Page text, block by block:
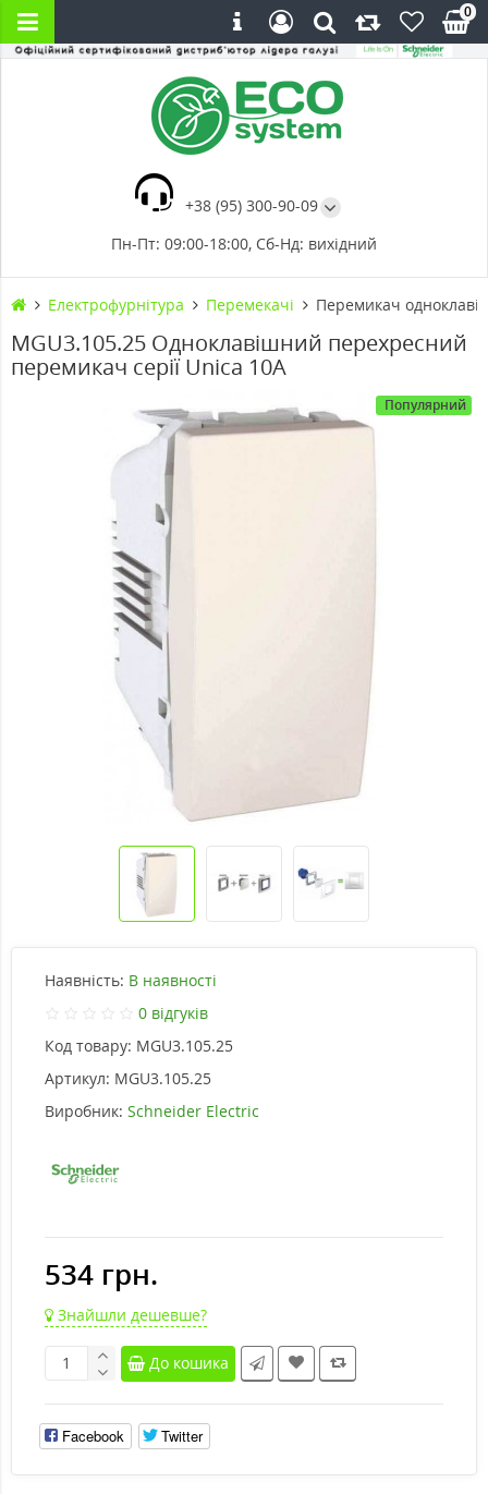
+38 (95) 300-90-09
Пн-Пт: 09:00-18:00, Сб-Нд: вихідний
0
Електрофурнітура Перемекачі Перемикач
MGU3.105.25 Одноклавішний перехресний
перемикач серії Unica 10А
Популярний
Наявність: В наявності
0 відгуків
Код товару: MGU3.105.25
Артикул: MGU3.105.25
Виробник: Schneider Electric
534 грн.
Знайшли дешевше?
До кошика
Facebook Twitter